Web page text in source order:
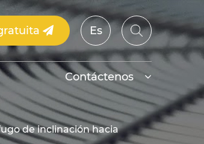
Es
Contáctenos
de inclinación hacia